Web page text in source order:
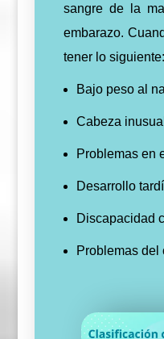
sangre de la
embarazo.
tener lo siguiente:
Bajo peso al
Cabeza
Problemas en
Desarrollo
Discapacidad
Problemas del